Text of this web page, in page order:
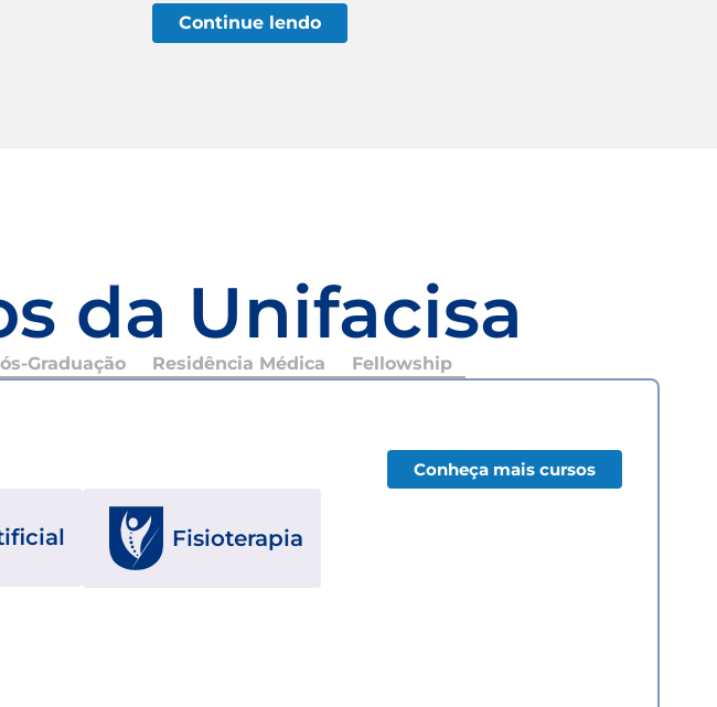
Continue lendo
da Unifacisa
Graduação Residência Médica Fellowship
Conheça mais cursos
Fisioterapia